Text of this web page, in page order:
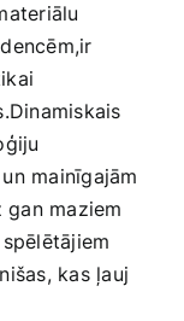
mainīgajām
maziem
kas ​ļauj